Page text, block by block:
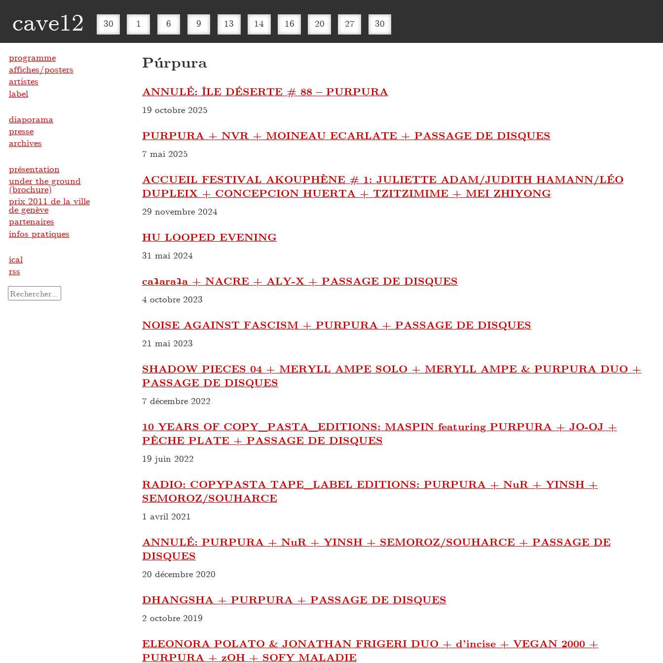
cave12 30 1 6 9 13 14 16 20 27 30
Púrpura
ANNULÉ: ÎLE DÉSERTE # 88 – PURPURA
19 octobre 2025
PURPURA + NVR + MOINEAU ECARLATE + PASSAGE DE DISQUES
7 mai 2025
ACCUEIL FESTIVAL AKOUPHÈNE # 1: JULIETTE ADAM/JUDITH HAMANN/LÉO
DUPLEIX + CONCEPCION HUERTA + TZITZIMIME + MEI ZHIYONG
29 novembre 2024
HU LOOPED EVENING
31 mai 2024
caʇaraʇa + NACRE + ALY-X + PASSAGE DE DISQUES
4 octobre 2023
NOISE AGAINST FASCISM + PURPURA + PASSAGE DE DISQUES
21 mai 2023
SHADOW PIECES 04 + MERYLL AMPE SOLO + MERYLL AMPE & PURPURA DUO +
PASSAGE DE DISQUES
7 décembre 2022
10 YEARS OF COPY_PASTA_EDITIONS: MASPIN featuring PURPURA + JO-OJ +
PÊCHE PLATE + PASSAGE DE DISQUES
19 juin 2022
RADIO: COPYPASTA TAPE_LABEL EDITIONS: PURPURA + NuR + YINSH +
SEMOROZ/SOUHARCE
1 avril 2021
ANNULÉ: PURPURA + NuR + YINSH + SEMOROZ/SOUHARCE + PASSAGE DE
DISQUES
20 décembre 2020
DHANGSHA + PURPURA + PASSAGE DE DISQUES
2 octobre 2019
ELEONORA POLATO & JONATHAN FRIGERI DUO + d’incise + VEGAN 2000 +
PURPURA + zOH + SOFY MALADIE
programme
affiches/posters
artistes
label
diaporama
presse
archives
présentation
under the ground
(brochure)
prix 2011 de la ville
de genève
partenaires
infos pratiques
ical
rss
Rechercher :